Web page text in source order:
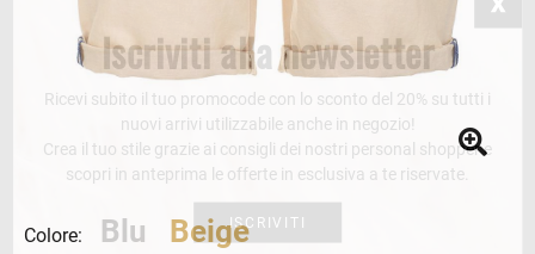
Colore: Blu Beige
Iscriviti alla newsletter
Ricevi subito il tuo promocode con lo sconto del 20% su tutti i
nuovi arrivi utilizzabile anche in negozio!
Crea il tuo stile grazie ai consigli dei nostri personal shopper e
scopri in anteprima le offerte in esclusiva a te riservate.
ISCRIVITI